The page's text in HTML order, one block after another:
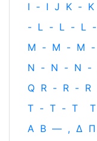
I - I J K - K
- L - L - L -
M - M - M -
N - N - N -
Q R - R - R
T - T - T T
Α Β — , Δ Π